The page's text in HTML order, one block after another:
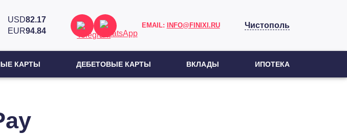
USD82.17
EUR94.84
EMAIL: INFO@FINIXI.RU Чистополь
КАРТЫ ДЕБЕТОВЫЕ КАРТЫ ВКЛАДЫ ИПОТЕКА